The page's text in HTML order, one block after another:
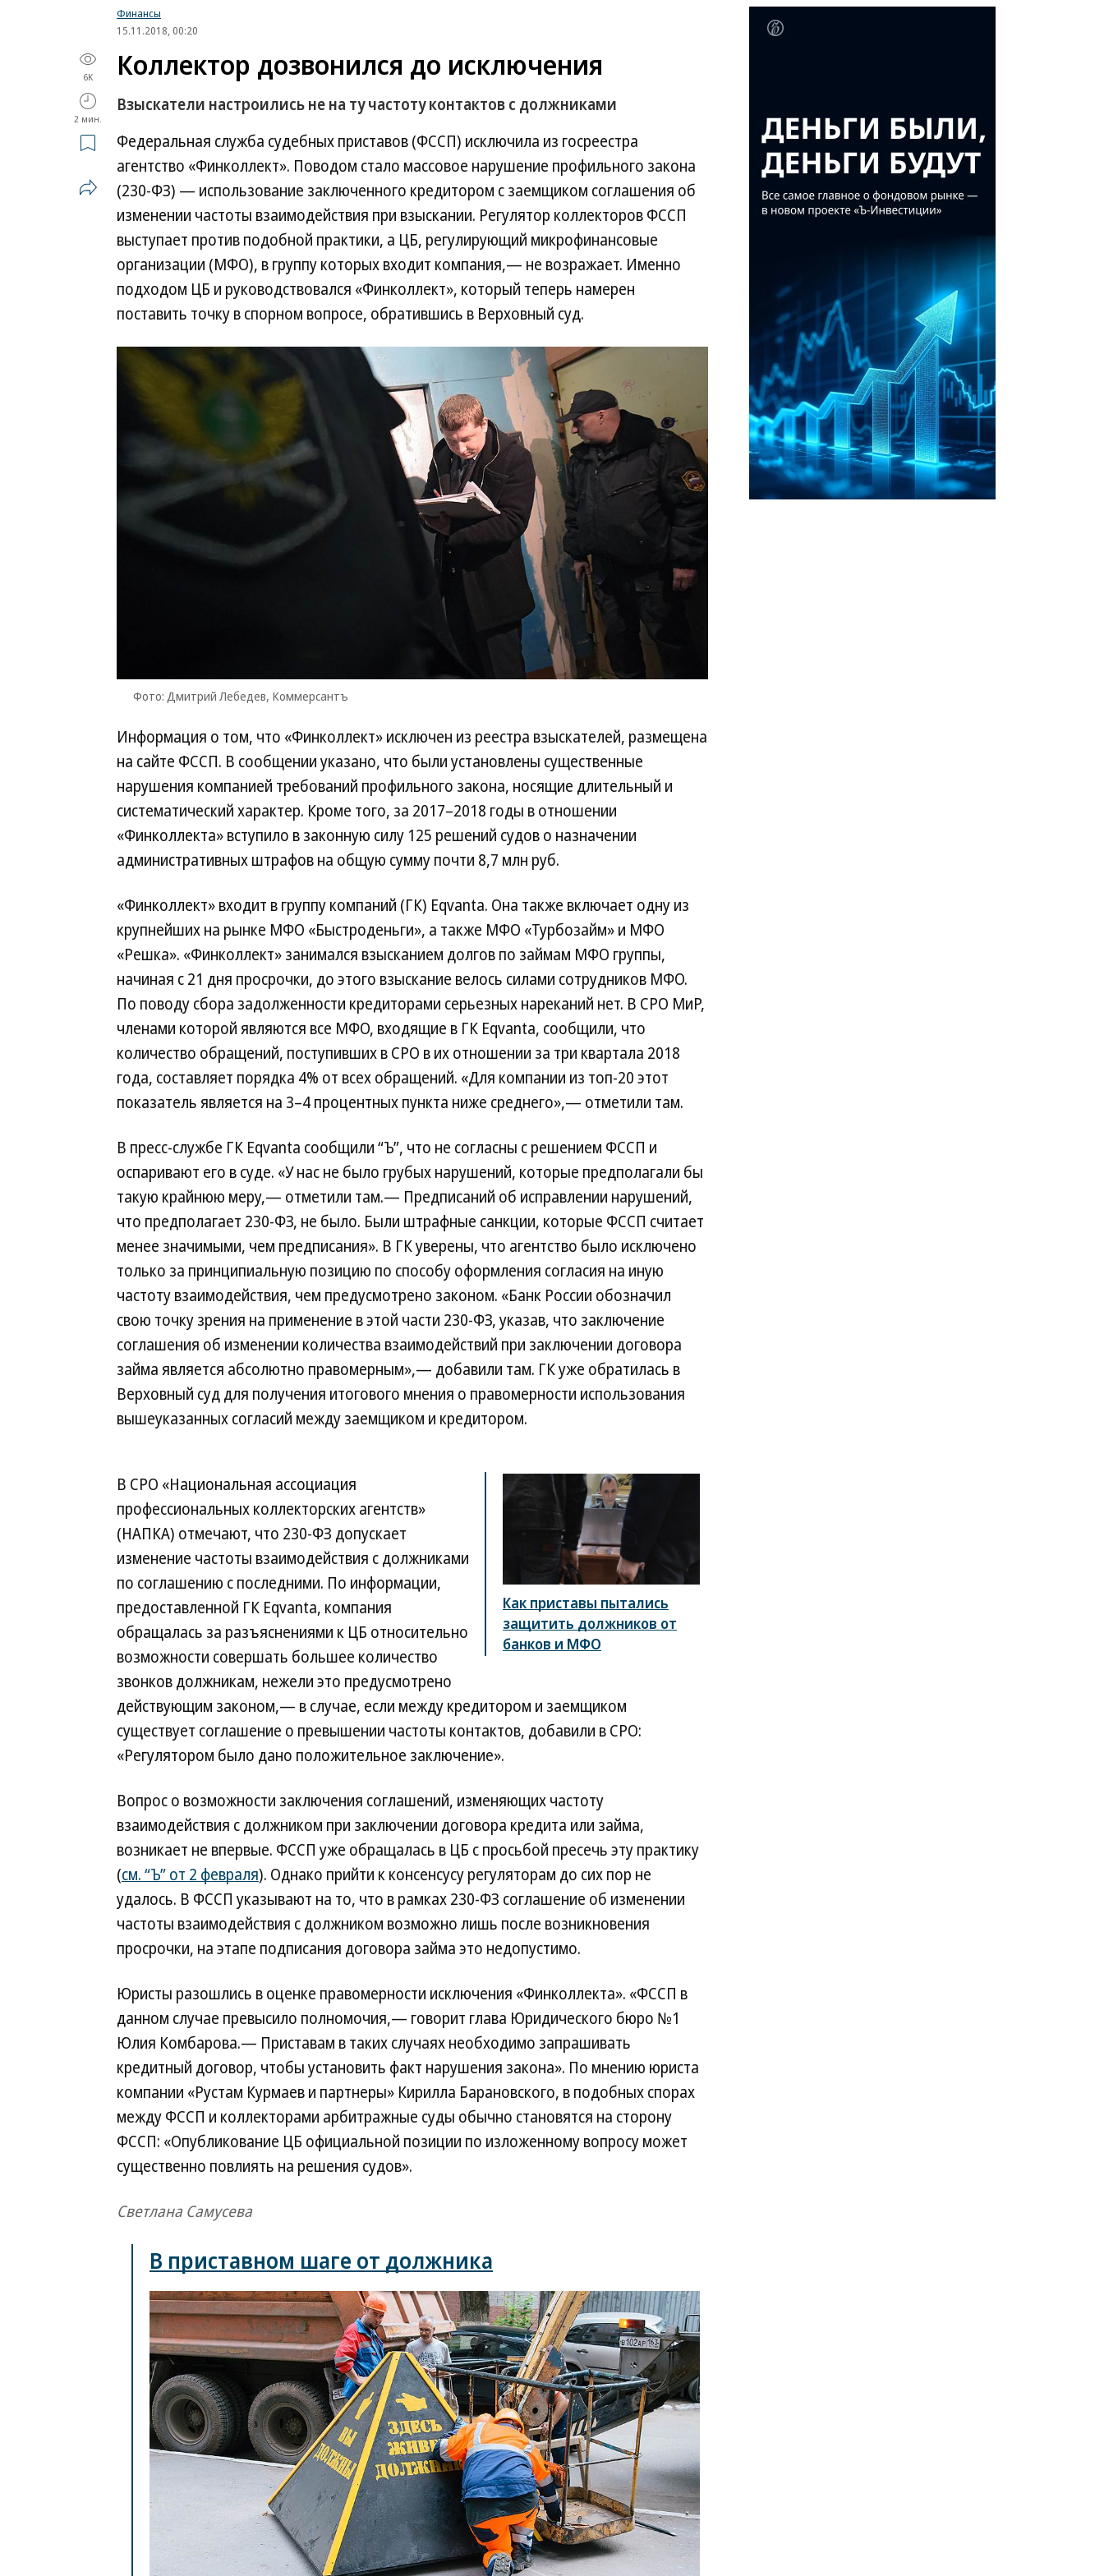
Финансы
15.11.2018, 00:20
6K
2 мин.
Коллектор дозвонился до исключения
Взыскатели настроились не на ту частоту контактов с должниками
Федеральная служба судебных приставов (ФССП) исключила из госреестра
агентство «Финколлект». Поводом стало массовое нарушение профильного закона
(230-ФЗ) — использование заключенного кредитором с заемщиком соглашения об
изменении частоты взаимодействия при взыскании. Регулятор коллекторов ФССП
выступает против подобной практики, а ЦБ, регулирующий микрофинансовые
организации (МФО), в группу которых входит компания,— не возражает. Именно
подходом ЦБ и руководствовался «Финколлект», который теперь намерен
поставить точку в спорном вопросе, обратившись в Верховный суд.
Фото: Дмитрий Лебедев, Коммерсантъ
Информация о том, что «Финколлект» исключен из реестра взыскателей, размещена
на сайте ФССП. В сообщении указано, что были установлены существенные
нарушения компанией требований профильного закона, носящие длительный и
систематический характер. Кроме того, за 2017–2018 годы в отношении
«Финколлекта» вступило в законную силу 125 решений судов о назначении
административных штрафов на общую сумму почти 8,7 млн руб.
«Финколлект» входит в группу компаний (ГК) Eqvanta. Она также включает одну из
крупнейших на рынке МФО «Быстроденьги», а также МФО «Турбозайм» и МФО
«Решка». «Финколлект» занимался взысканием долгов по займам МФО группы,
начиная с 21 дня просрочки, до этого взыскание велось силами сотрудников МФО.
По поводу сбора задолженности кредиторами серьезных нареканий нет. В СРО МиР,
членами которой являются все МФО, входящие в ГК Eqvanta, сообщили, что
количество обращений, поступивших в СРО в их отношении за три квартала 2018
года, составляет порядка 4% от всех обращений. «Для компании из топ-20 этот
показатель является на 3–4 процентных пункта ниже среднего»,— отметили там.
В пресс-службе ГК Eqvanta сообщили “Ъ”, что не согласны с решением ФССП и
оспаривают его в суде. «У нас не было грубых нарушений, которые предполагали бы
такую крайнюю меру,— отметили там.— Предписаний об исправлении нарушений,
что предполагает 230-ФЗ, не было. Были штрафные санкции, которые ФССП считает
менее значимыми, чем предписания». В ГК уверены, что агентство было исключено
только за принципиальную позицию по способу оформления согласия на иную
частоту взаимодействия, чем предусмотрено законом. «Банк России обозначил
свою точку зрения на применение в этой части 230-ФЗ, указав, что заключение
соглашения об изменении количества взаимодействий при заключении договора
займа является абсолютно правомерным»,— добавили там. ГК уже обратилась в
Верховный суд для получения итогового мнения о правомерности использования
вышеуказанных согласий между заемщиком и кредитором.
Как приставы пытались
защитить должников от
банков и МФО
В СРО «Национальная ассоциация
профессиональных коллекторских агентств»
(НАПКА) отмечают, что 230-ФЗ допускает
изменение частоты взаимодействия с должниками
по соглашению с последними. По информации,
предоставленной ГК Eqvanta, компания
обращалась за разъяснениями к ЦБ относительно
возможности совершать большее количество
звонков должникам, нежели это предусмотрено
действующим законом,— в случае, если между кредитором и заемщиком
существует соглашение о превышении частоты контактов, добавили в СРО:
«Регулятором было дано положительное заключение».
Вопрос о возможности заключения соглашений, изменяющих частоту
взаимодействия с должником при заключении договора кредита или займа,
возникает не впервые. ФССП уже обращалась в ЦБ с просьбой пресечь эту практику
(см. “Ъ” от 2 февраля). Однако прийти к консенсусу регуляторам до сих пор не
удалось. В ФССП указывают на то, что в рамках 230-ФЗ соглашение об изменении
частоты взаимодействия с должником возможно лишь после возникновения
просрочки, на этапе подписания договора займа это недопустимо.
Юристы разошлись в оценке правомерности исключения «Финколлекта». «ФССП в
данном случае превысило полномочия,— говорит глава Юридического бюро №1
Юлия Комбарова.— Приставам в таких случаях необходимо запрашивать
кредитный договор, чтобы установить факт нарушения закона». По мнению юриста
компании «Рустам Курмаев и партнеры» Кирилла Барановского, в подобных спорах
между ФССП и коллекторами арбитражные суды обычно становятся на сторону
ФССП: «Опубликование ЦБ официальной позиции по изложенному вопросу может
существенно повлиять на решения судов».
Светлана Самусева
В приставном шаге от должника